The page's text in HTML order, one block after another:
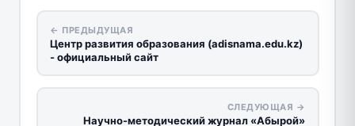
← ПРЕДЫДУЩАЯ
Центр развития образования (adisnama.edu.kz)
- официальный сайт
СЛЕДУЮЩАЯ →
Научно-методический журнал «Абырой»